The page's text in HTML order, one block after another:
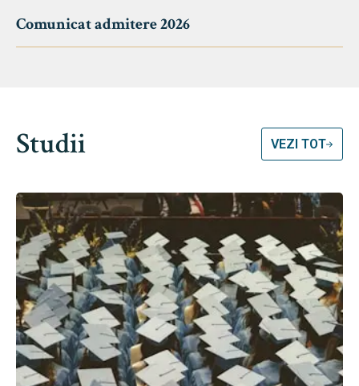
Comunicat admitere 2026
Studii VEZI TOT